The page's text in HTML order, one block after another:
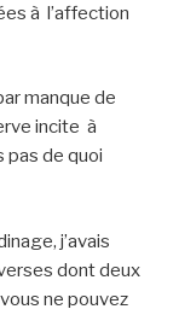
à l’affection
manque de
incite à
pas de quoi
j’avais
dont deux
ne pouvez